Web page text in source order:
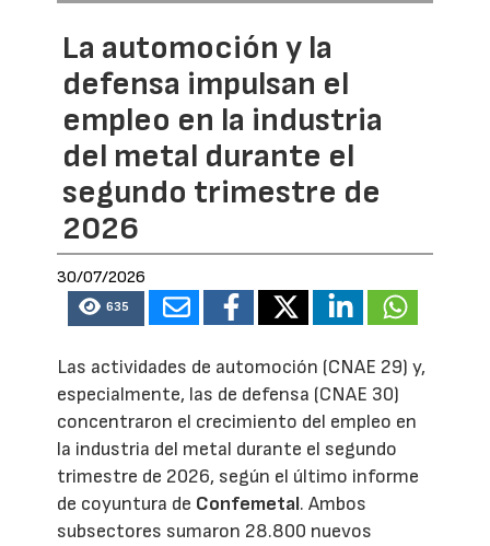
La automoción y la
defensa impulsan el
empleo en la industria
del metal durante el
segundo trimestre de
2026
30/07/2026
635
Las actividades de automoción (CNAE 29) y,
especialmente, las de defensa (CNAE 30)
concentraron el crecimiento del empleo en
la industria del metal durante el segundo
trimestre de 2026, según el último informe
de coyuntura de Confemetal. Ambos
subsectores sumaron 28.800 nuevos